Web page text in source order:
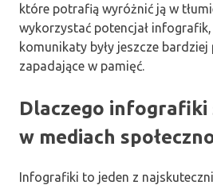
które potrafią wyróżnić ją w
wykorzystać potencjał
komunikaty były jeszcze bardziej
zapadające w pamięć.
Dlaczego infografiki
w mediach
Infografiki to jeden z